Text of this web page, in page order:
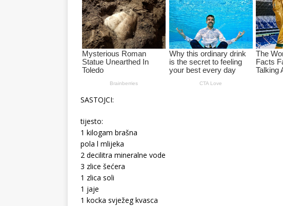
SASTOJCI:
tijesto:
1 kilogam brašna
pola l mlijeka
2 decilitra mineralne vode
3 zlice šećera
1 zlica soli
1 jaje
1 kocka svježeg kvasca